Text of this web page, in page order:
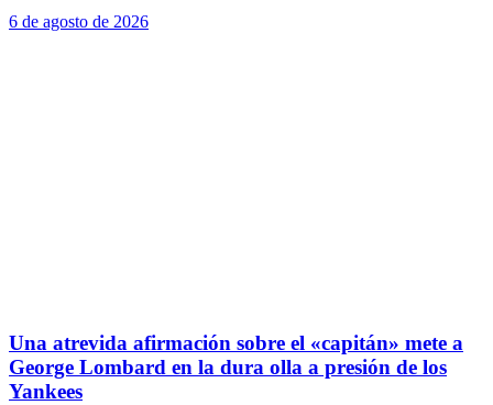
6 de agosto de 2026
Una atrevida afirmación sobre el «capitán» mete a
George Lombard en la dura olla a presión de los
Yankees